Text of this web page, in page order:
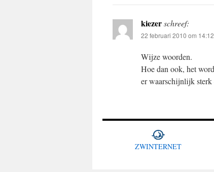
kiezerschreef:
22 februari 2010 om 14:12
Wijze woorden.
Hoe dan ook, het
er waarschijnlijk
ZWINTERNET